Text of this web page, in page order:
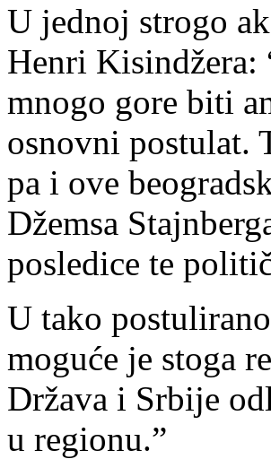
U jednoj strogo
Henri
mnogo gore biti
osnovni postulat.
pa i ove
Džemsa
posledice te
U tako
moguće je stoga
Država i Srbije
u regionu.”